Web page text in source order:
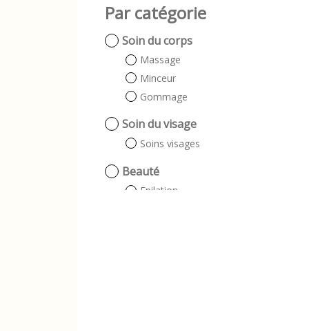
Par catégorie
Soin du corps
Massage
Minceur
Gommage
Soin du visage
Soins visages
Beauté
Epilation